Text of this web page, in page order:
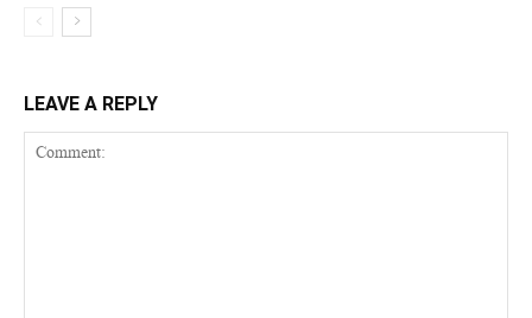
LEAVE A REPLY